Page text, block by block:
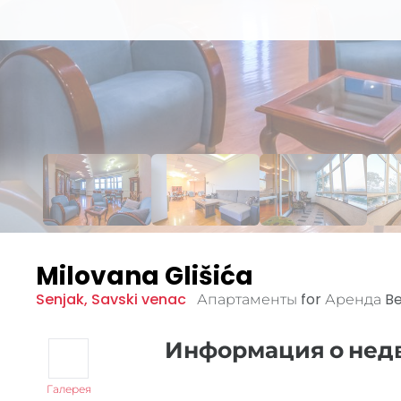
Milovana Glišića
Senjak, Savski venac Апартаменты for Аренда
Галерея
Информация о